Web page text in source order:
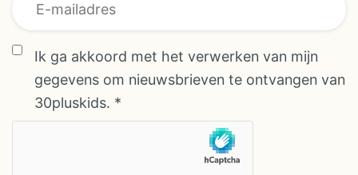
Ik ga akkoord met het verwerken van mijn
gegevens om nieuwsbrieven te ontvangen van
30pluskids. *